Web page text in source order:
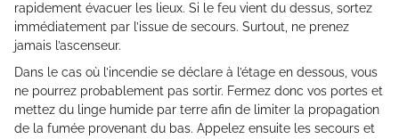
rapidement évacuer les lieux. Si le feu vient du dessus, sortez
immédiatement par l’issue de secours. Surtout, ne prenez
jamais l’ascenseur.
Dans le cas où l’incendie se déclare à l’étage en dessous, vous
ne pourrez probablement pas sortir. Fermez donc vos portes et
mettez du linge humide par terre afin de limiter la propagation
de la fumée provenant du bas. Appelez ensuite les secours et